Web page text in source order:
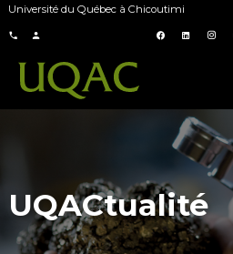
Université du Québec à Chicoutimi
UQACtualité